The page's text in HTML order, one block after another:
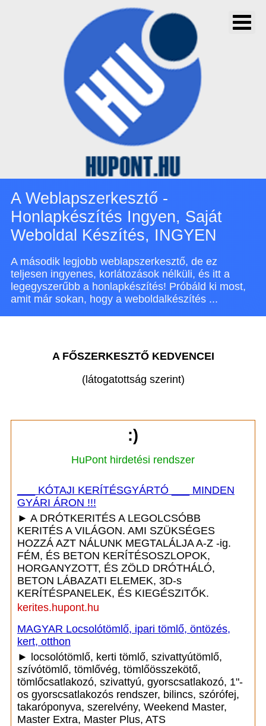
A Weblapszerkesztő -
Honlapkészítés Ingyen, Saját
Weboldal Készítés, INGYEN
A második legjobb weblapszerkesztő, de ez
teljesen ingyenes, korlátozások nélküli, és itt a
legegyszerűbb a honlapkészítés! Próbáld ki most,
amit már sokan, hogy a weboldalkészítés ...
A FŐSZERKESZTŐ KEDVENCEI
(látogatottság szerint)
:)
HuPont hirdetési rendszer
___ KÓTAJI KERÍTÉSGYÁRTÓ ___ MINDEN
GYÁRI ÁRON !!!
► A DRÓTKERITÉS A LEGOLCSÓBB
KERITÉS A VILÁGON. AMI SZÜKSÉGES
HOZZÁ AZT NÁLUNK MEGTALÁLJA A-Z -ig.
FÉM, ÉS BETON KERÍTÉSOSZLOPOK,
HORGANYZOTT, ÉS ZÖLD DRÓTHÁLÓ,
BETON LÁBAZATI ELEMEK, 3D-s
KERÍTÉSPANELEK, ÉS KIEGÉSZITŐK.
kerites.hupont.hu
MAGYAR Locsolótömlő, ipari tömlő, öntözés,
kert, otthon
► locsolótömlő, kerti tömlő, szivattyútömlő,
szívótömlő, tömlővég, tömlőösszekötő,
tömlőcsatlakozó, szivattyú, gyorscsatlakozó, 1"-
os gyorscsatlakozós rendszer, bilincs, szórófej,
takaróponyva, szerelvény, Weekend Master,
Master Extra, Master Plus, ATS